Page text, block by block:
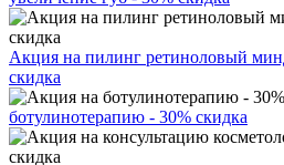
Акция на пилинг ретиноловый
скидка
ботулинотерапию - 30% скидка